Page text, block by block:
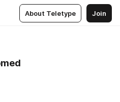
About Teletype Join